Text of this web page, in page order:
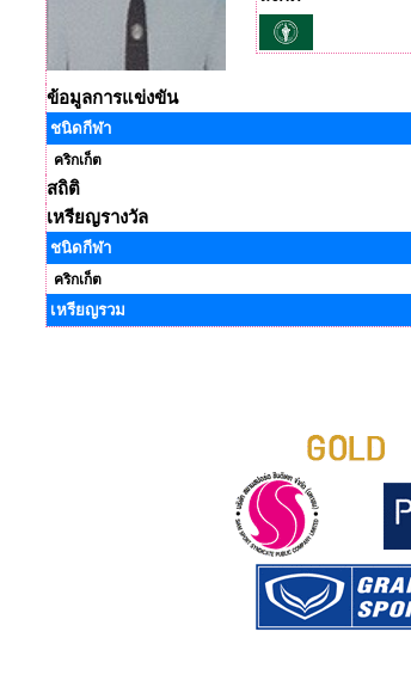
ข้อมูลการแข่งขัน
ชนิดกีฬา
คริกเก็ต
สถิติ
เหรียญรางวัล
ชนิดกีฬา
คริกเก็ต
เหรียญรวม